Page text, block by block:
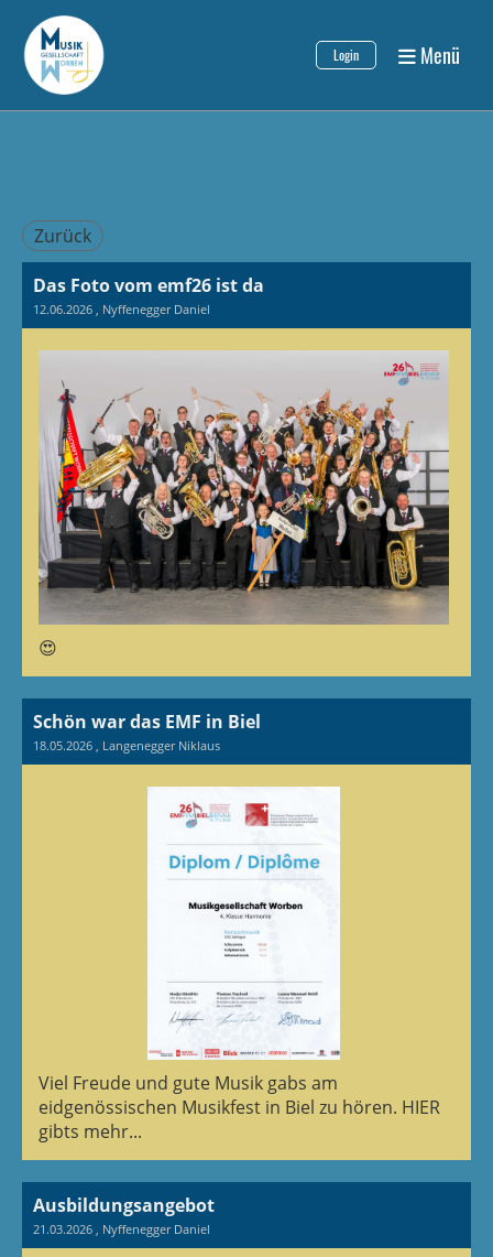
Login Menü
Zurück
Das Foto vom emf26 ist da
12.06.2026 , Nyffenegger Daniel
😍
Schön war das EMF in Biel
18.05.2026 , Langenegger Niklaus
Viel Freude und gute Musik gabs am
eidgenössischen Musikfest in Biel zu hören. HIER
gibts mehr...
Ausbildungsangebot
21.03.2026 , Nyffenegger Daniel